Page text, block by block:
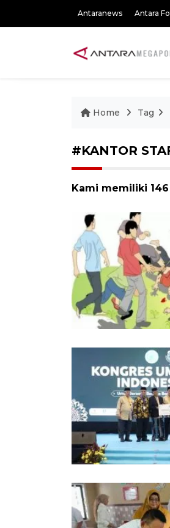
Antaranews Antara
Home Tag
#KANTOR
Kami memiliki